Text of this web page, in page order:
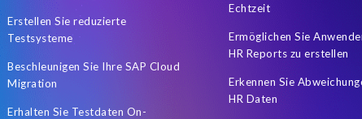
Erstellen Sie reduzierte
Testsysteme
Beschleunigen Sie Ihre SAP Cloud
Migration
Erhalten Sie Testdaten On-
Echtzeit
Ermöglichen Sie
HR Reports zu erstellen
Erkennen Sie
HR Daten